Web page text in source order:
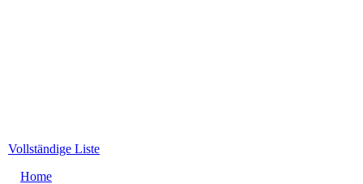
Vollständige Liste
Home